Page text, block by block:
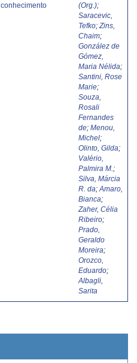
conhecimento
(Org.);
Saracevic,
Tefko; Zins,
Chaim;
González de
Gómez,
Maria Nélida;
Santini, Rose
Marie;
Souza,
Rosali
Fernandes
de; Menou,
Michel;
Olinto, Gilda;
Valério,
Palmira M. ;
Silva, Márcia
R. da; Amaro,
Bianca;
Zaher, Célia
Ribeiro;
Prado,
Geraldo
Moreira;
Orozco,
Eduardo;
Albagli,
Sarita